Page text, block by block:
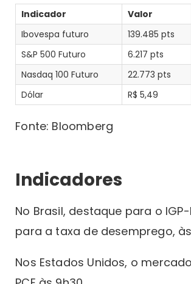
Indicador Valor
Ibovespa futuro
139.485 pts
S&P 500 Futuro
6.217 pts
Nasdaq 100 Futuro
22.773 pts
Dólar
R$ 5,49
Fonte: Bloomberg
Indicadores
No Brasil, destaque para o
para a taxa de desemprego,
Nos Estados Unidos, o